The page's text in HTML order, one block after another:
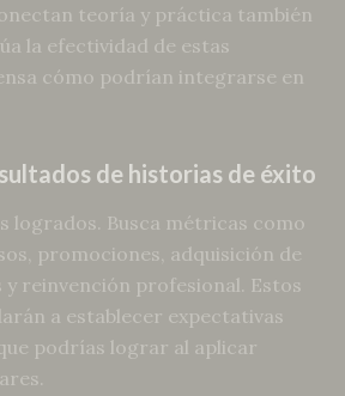
teoría y práctica también
la efectividad de estas
cómo podrían integrarse en
de historias de éxito
logrados. Busca métricas como
promociones, adquisición de
y reinvención profesional. Estos
a establecer expectativas
podrías lograr al aplicar